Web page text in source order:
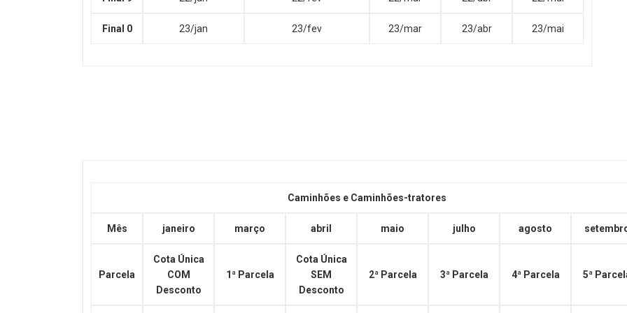
Final 0 23/jan 23/fev 23/mar 23/abr 23/mai
Caminhões e Caminhões-tratores
Mês janeiro março abril maio julho agosto
Parcela
Cota Única
COM
Desconto
1ª Parcela
Cota Única
SEM
Desconto
2ª Parcela 3ª Parcela 4ª Parcela 5ª